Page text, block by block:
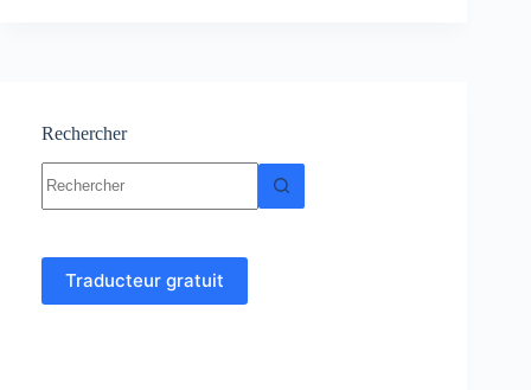
Rechercher
résultat
Traducteur gratuit